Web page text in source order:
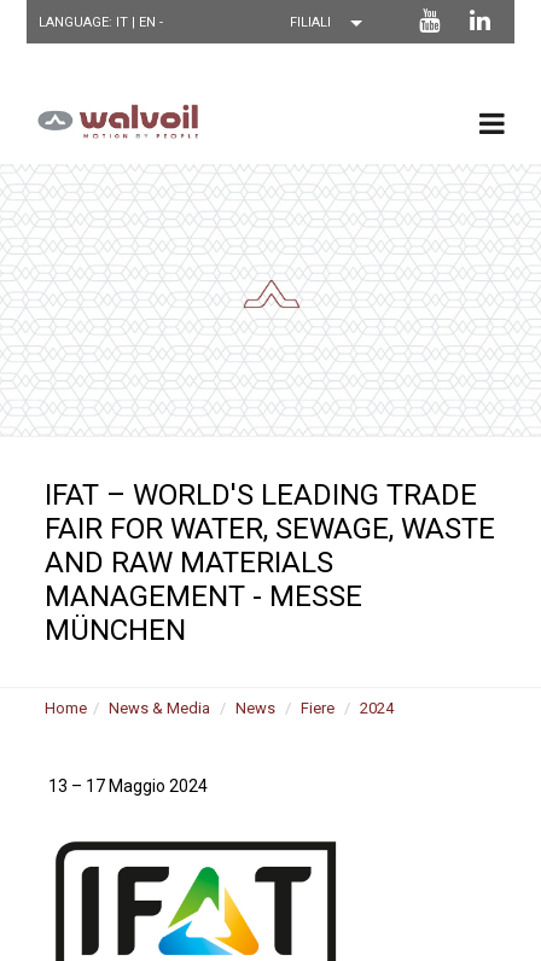
LANGUAGE: IT | EN-
IFAT – WORLD'S LEADING TRADE
FAIR FOR WATER, SEWAGE, WASTE
AND RAW MATERIALS
MANAGEMENT - MESSE
MÜNCHEN
Home News & Media News Fiere 2024
13 – 17 Maggio 2024